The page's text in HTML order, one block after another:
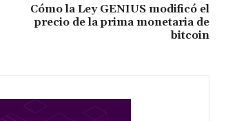
Cómo la Ley GENIUS modificó el
precio de la prima monetaria de
bitcoin